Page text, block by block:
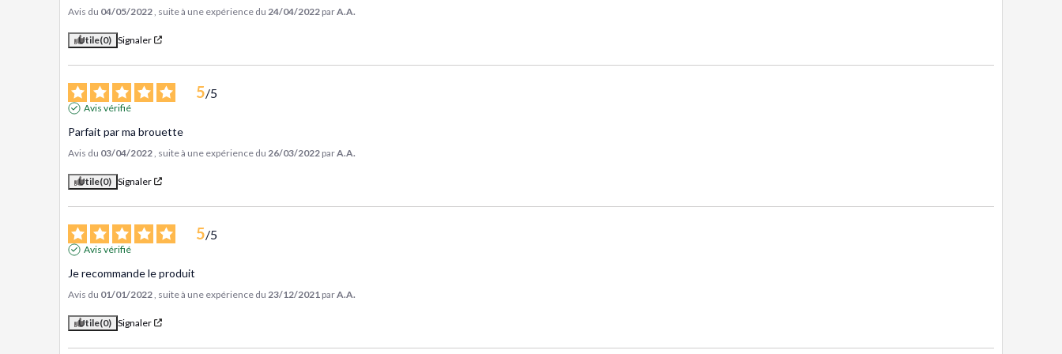
Avis du 04/05/2022 , suite à une expérience du 24/04/2022 parA.A.
Utile(0) Signaler
5/5
Avis vérifié
Parfait par ma brouette
Avis du 03/04/2022 , suite à une expérience du 26/03/2022 parA.A.
Utile(0) Signaler
5/5
Avis vérifié
Je recommande le produit
Avis du 01/01/2022 , suite à une expérience du 23/12/2021 parA.A.
Utile(0) Signaler